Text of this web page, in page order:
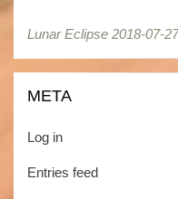
Lunar Eclipse 2018-07-27
Lunar Eclipse 2018-07-27
META
Log in
Entries feed